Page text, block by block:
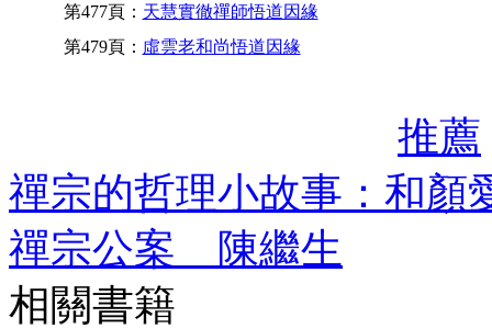
第477頁： 天慧實徹禪師悟道因緣
第479頁： 虛雲老和尚悟道因緣
推薦
禪宗的哲理小故事：和
禪宗公案 陳繼生
相關書籍